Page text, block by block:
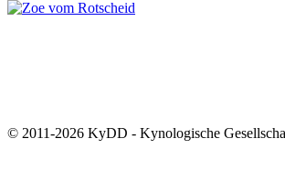
© 2011-2026 KyDD - Kynologische